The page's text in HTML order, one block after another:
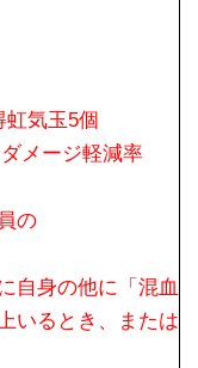
気玉5個
メージ軽減率
の
自身の他に「混血
いるとき、または